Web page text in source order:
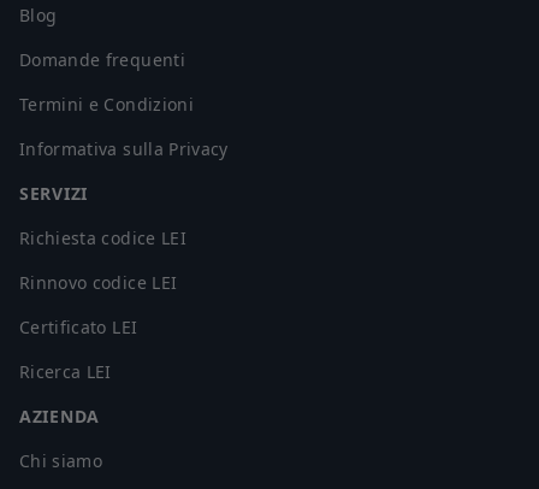
Blog
Domande frequenti
Termini e Condizioni
Informativa sulla Privacy
SERVIZI
Richiesta codice LEI
Rinnovo codice LEI
Certificato LEI
Ricerca LEI
AZIENDA
Chi siamo